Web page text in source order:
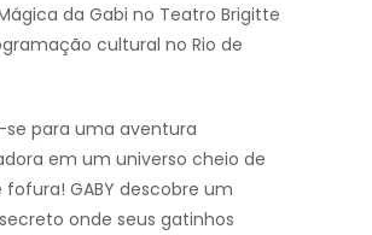
da Gabi no Teatro Brigitte
cultural no Rio de
se para uma aventura
em um universo cheio de
GABY descobre um
onde seus gatinhos